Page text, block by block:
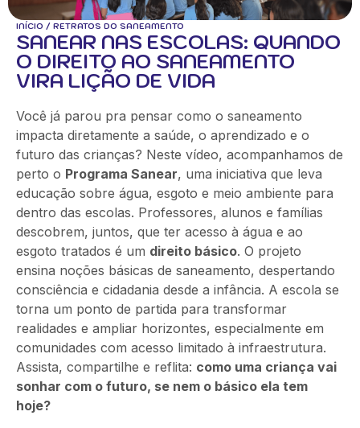
INÍCIO / RETRATOS DO SANEAMENTO
SANEAR NAS ESCOLAS: QUANDO
O DIREITO AO SANEAMENTO
VIRA LIÇÃO DE VIDA
Você já parou pra pensar como o saneamento
impacta diretamente a saúde, o aprendizado e o
futuro das crianças? Neste vídeo, acompanhamos de
perto o Programa Sanear, uma iniciativa que leva
educação sobre água, esgoto e meio ambiente para
dentro das escolas. Professores, alunos e famílias
descobrem, juntos, que ter acesso à água e ao
esgoto tratados é um direito básico. O projeto
ensina noções básicas de saneamento, despertando
consciência e cidadania desde a infância. A escola se
torna um ponto de partida para transformar
realidades e ampliar horizontes, especialmente em
comunidades com acesso limitado à infraestrutura.
Assista, compartilhe e reflita: como uma criança vai
sonhar com o futuro, se nem o básico ela tem
hoje?